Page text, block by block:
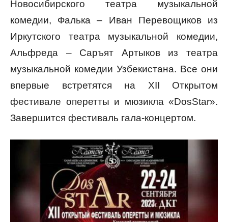
Новосибирского театра музыкальной
комедии, Фалька – Иван Перевощиков из
Иркутского театра музыкальной комедии,
Альфреда – Саръят Артыков из театра
музыкальной комедии Узбекистана. Все они
впервые встретятся на XII Открытом
фестивале оперетты и мюзикла «DosStar».
Завершится фестиваль гала-концертом.